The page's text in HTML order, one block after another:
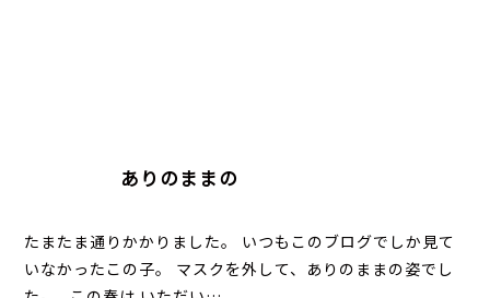
ありのままの
たまたま通りかかりました。 いつもこのブログでしか見て
いなかったこの子。 マスクを外して、ありのままの姿でし